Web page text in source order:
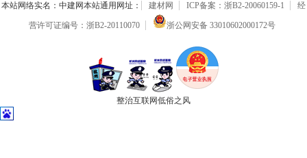
本站网络实名：中建网本站通用网址：
建材网 ICP备案：浙B2-20060159-1 经
营许可证编号：浙B2-20110070 浙公网安备 33010602000172号
整治互联网低俗之风